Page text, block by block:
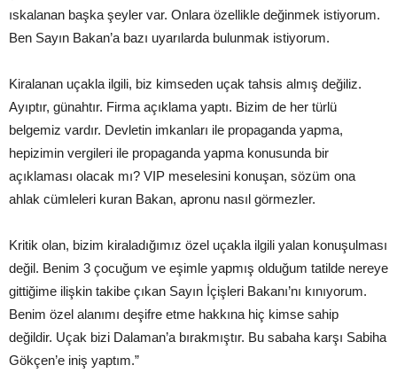
ıskalanan başka şeyler var. Onlara özellikle değinmek istiyorum.
Ben Sayın Bakan’a bazı uyarılarda bulunmak istiyorum.
Kiralanan uçakla ilgili, biz kimseden uçak tahsis almış değiliz.
Ayıptır, günahtır. Firma açıklama yaptı. Bizim de her türlü
belgemiz vardır. Devletin imkanları ile propaganda yapma,
hepizimin vergileri ile propaganda yapma konusunda bir
açıklaması olacak mı? VIP meselesini konuşan, sözüm ona
ahlak cümleleri kuran Bakan, apronu nasıl görmezler.
Kritik olan, bizim kiraladığımız özel uçakla ilgili yalan konuşulması
değil. Benim 3 çocuğum ve eşimle yapmış olduğum tatilde nereye
gittiğime ilişkin takibe çıkan Sayın İçişleri Bakanı’nı kınıyorum.
Benim özel alanımı deşifre etme hakkına hiç kimse sahip
değildir. Uçak bizi Dalaman’a bırakmıştır. Bu sabaha karşı Sabiha
Gökçen’e iniş yaptım.”